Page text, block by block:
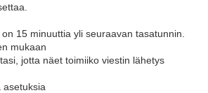
15 minuuttia yli seuraavan tasatunnin.
mukaan
jotta näet toimiiko viestin lähetys
asetuksia